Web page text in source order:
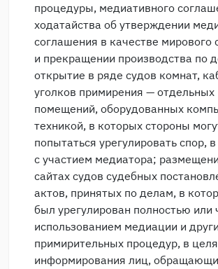
процедуры, медиативного
ходатайства об утверждении
соглашения в качестве мирового
и прекращении производства по
открытие в ряде судов комнат,
уголков примирения — отдельных
помещений, оборудованных
техникой, в которых стороны
попытаться урегулировать спор,
с участием медиатора;
сайтах судов судебных
актов, принятых по делам, в
был урегулирован полностью или
использованием медиации и
примирительных процедур, в
информирования лиц,